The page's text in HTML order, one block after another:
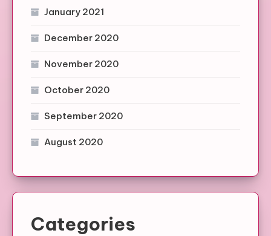
January 2021
December 2020
November 2020
October 2020
September 2020
August 2020
Categories